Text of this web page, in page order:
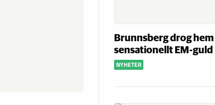
Brunnsberg drog hem
sensationellt EM-guld
NYHETER